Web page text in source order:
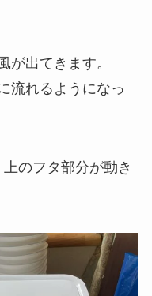
が出てきます。
流れるようになっ
のフタ部分が動き